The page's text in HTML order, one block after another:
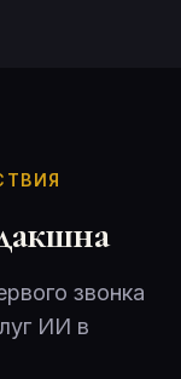
звонка
ИИ в